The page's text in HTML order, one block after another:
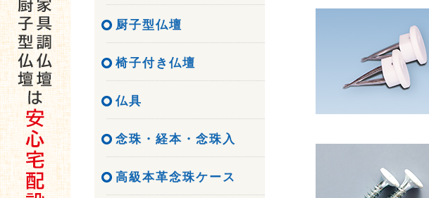
厨子型仏壇
椅子付き仏壇
仏具
念珠・経本・念珠入
高級本革念珠ケース